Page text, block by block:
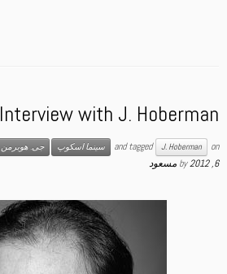
Interview with J. Hoberman
جی. هوبرمن سینما اسکوپ and tagged J. Hoberman on
6, 2012
by مسعود